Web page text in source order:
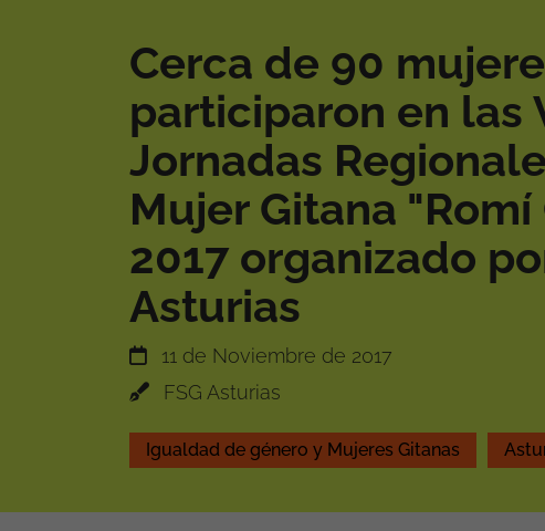
Cerca de 90
participaron en las
Jornadas
Mujer Gitana "Romí
2017 organizado
Asturias
11 de Noviembre de 2017
FSG Asturias
Igualdad de género y Mujeres Gitanas